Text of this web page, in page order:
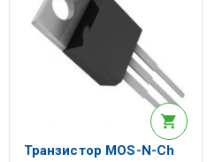
Транзистор MOS-N-Ch